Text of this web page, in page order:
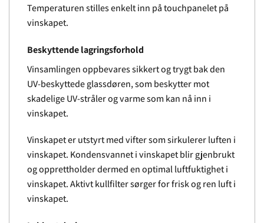
Temperaturen stilles enkelt inn på touchpanelet på
vinskapet.
Beskyttende lagringsforhold
Vinsamlingen oppbevares sikkert og trygt bak den
UV-beskyttede glassdøren, som beskytter mot
skadelige UV-stråler og varme som kan nå inn i
vinskapet.
Vinskapet er utstyrt med vifter som sirkulerer luften i
vinskapet. Kondensvannet i vinskapet blir gjenbrukt
og opprettholder dermed en optimal luftfuktighet i
vinskapet. Aktivt kullfilter sørger for frisk og ren luft i
vinskapet.